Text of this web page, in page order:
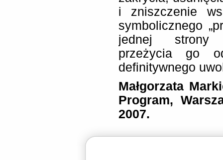
i zniszczenie
symbolicznego
jednej strony
przeżycia go
definitywnego
Małgorzata
Program,
2007.